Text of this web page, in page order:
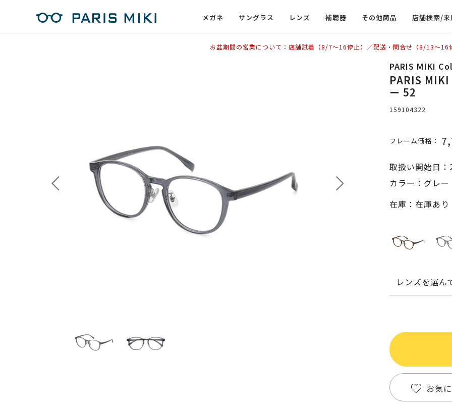
メガネ サングラス レンズ 補聴器 その他商品 店舗検索/
お盆期間の営業について：店舗試着（8/7〜16停止）／配送・問合せ（8/13〜16
PARIS MIKI
PARIS
ー 52
159104322
フレーム価格：
取扱い開始日
カラー：グレ
在庫：在庫あり
レンズを選ん
お気